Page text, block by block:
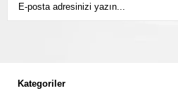
Kategoriler